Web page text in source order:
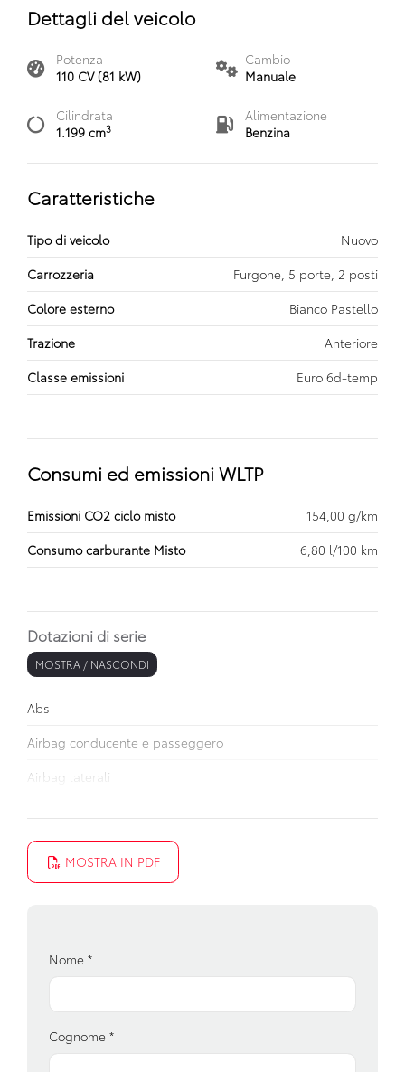
Dettagli del veicolo
Potenza
110 CV (81 kW)
Cambio
Manuale
Cilindrata
1.199 cm3
Alimentazione
Benzina
Caratteristiche
Tipo di veicolo
Nuovo
Carrozzeria
Furgone, 5 porte, 2 posti
Colore esterno
Bianco Pastello
Trazione
Anteriore
Classe emissioni
Euro 6d-temp
Consumi ed emissioni WLTP
Emissioni CO2 ciclo misto
154,00 g/km
Consumo carburante Misto
6,80 l/100 km
Dotazioni di serie
MOSTRA / NASCONDI
Abs
Airbag conducente e passeggero
Airbag laterali
Attacchi isofix per seggiolini
Batteria
Climatizzatore
Computer di bordo
Display multifunzione
MOSTRA IN PDF
Nome *
Cognome *